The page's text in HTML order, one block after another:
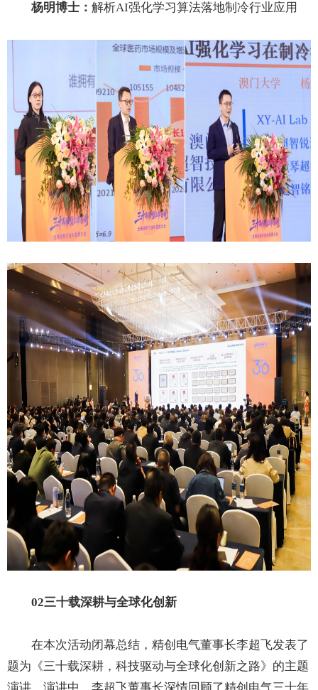
杨明博士： 解析AI强化学习算法落地制冷行业应用
02三十载深耕与全球化创新
在本次活动闭幕总结，精创电气董事长李超飞发表了
题为《三十载深耕，科技驱动与全球化创新之路》的主题